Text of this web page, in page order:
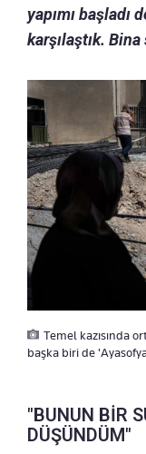
yapımı başladı
karşılaştık.
Temel kazısında
başka biri de
"BUNUN BİR
DÜŞÜNDÜM"